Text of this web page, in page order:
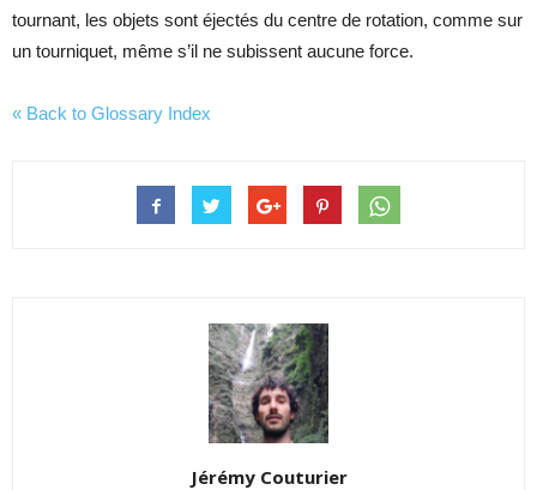
tournant, les objets sont éjectés du centre de rotation, comme sur
un tourniquet, même s’il ne subissent aucune force.
« Back to Glossary Index
Jérémy Couturier